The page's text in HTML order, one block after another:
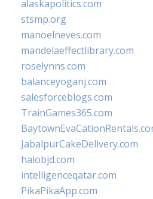
alaskapolitics.com
stsmp.org
manoelneves.com
mandelaeffectlibrary.com
roselynns.com
balanceyoganj.com
salesforceblogs.com
TrainGames365.com
JabalpurCakeDelivery.com
halobjd.com
intelligenceqatar.com
PikaPikaApp.com